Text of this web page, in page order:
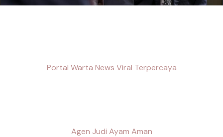
Portal Warta News Viral Terpercaya
Agen Judi Ayam Aman